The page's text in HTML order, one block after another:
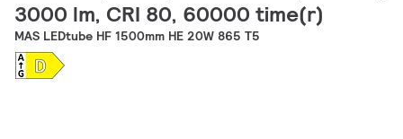
3000 lm, CRI 80, 60000 time(r)
MAS LEDtube HF 1500mm HE 20W 865 T5